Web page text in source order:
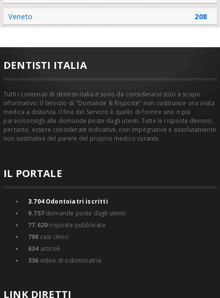
Veneto 208
DENTISTI ITALIA
Tutti i contenuti di dentisti-italia.it sono da considerarsi solo a scopo
informativo. Il Servizio di "Domande & Risposte" non costituisce una visita
medica a distanza. Il fine del Servizio è quello di fornire uno o più
pareri/consigli alle domande poste dagli utenti. Tutte le risposte devono,
pertanto, essere considerate indicative, non impegnative e assolutamente
non sostitutive del parere del proprio medico curante.
IL PORTALE
3.704Odontoiatri iscritti
9.757domande poste dagli utenti
77.620 risposte pubblicate
798 casi clinici
634 articoli
336 video di odontoiatria
LINK DIRETTI